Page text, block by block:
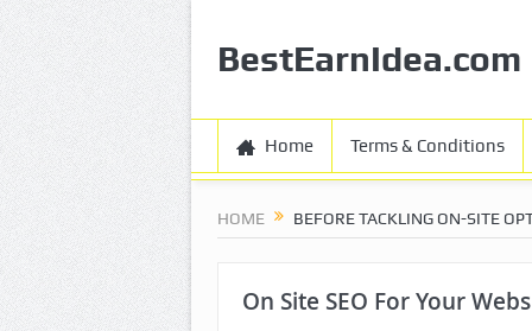
BestEarnIdea.com
Home Terms & Conditions
HOME BEFORE TACKLING ON-SITE
On Site SEO For Your